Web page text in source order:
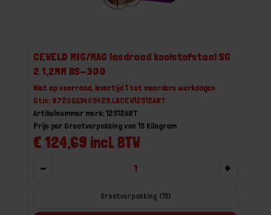
CEWELD MIG/MAG lasdraad koolstofstaal SG
2 1,2MM BS-300
Niet op voorraad, levertijd 1 tot meerdere werkdagen
Gtin: 8720663405425,LBCEW12512ART
Artikelnummer merk: 12512ART
€ 124,69 incl. BTW
Prijs per Grootverpakking van 15 Kilogram
- +
Grootverpakking (15)